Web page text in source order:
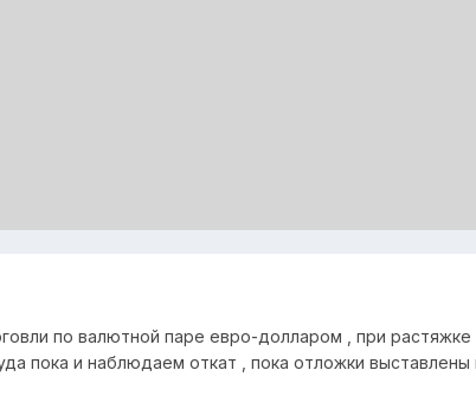
по валютной паре евро-долларом , при
пока и наблюдаем откат , пока отложки